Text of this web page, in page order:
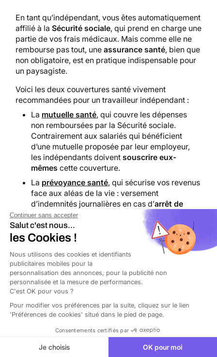
En tant qu’indépendant, vous êtes automatiquement
affilié à la Sécurité sociale, qui prend en charge une
partie de vos frais médicaux. Mais comme elle ne
rembourse pas tout, une assurance santé, bien que
non obligatoire, est en pratique indispensable pour
un paysagiste.
Voici les deux couvertures santé vivement
recommandées pour un travailleur indépendant :
La mutuelle santé, qui couvre les dépenses
non remboursées par la Sécurité sociale.
Contrairement aux salariés qui bénéficient
d’une mutuelle proposée par leur employeur,
les indépendants doivent souscrire eux-
mêmes cette couverture.
La prévoyance santé, qui sécurise vos revenus
face aux aléas de la vie : versement
d’indemnités journalières en cas d’arrêt de
travail , revenu de remplacement en cas
d’invalidité, capital versé à vos proches en cas
dedécès.
Comment activer la garantie décennale
paysagiste ?
En tant que paysagiste si un sinistre survient sur des
travaux réalisés au cours des10 dernières années
vous devezle déclarer à votre assureur dans les 5
jours suivant la notification du dommage. Cette
couverture s’applique uniquement si vous étiez
Continuer sans accepter
Salut c'est nous...
les Cookies !
Nous utilisons des cookies et identifiants
publicitaires mobiles pour la
personnalisation des annonces, pour la publicité non
personnalisée et la mesure de performances.
C'est OK pour vous ?
Pour modifier vos préférences par la suite, cliquez sur le lien
'Préférences de cookies' situé dans le pied de page.
Consentements certifiés par
Je choisis OK pour moi